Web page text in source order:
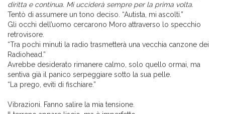
diritta e continua. Mi ucciderà sempre per la prima volta.
Tentò di assumere un tono deciso. “Autista, mi ascolti.”
Gli occhi dell’uomo cercarono Moro attraverso lo specchio
retrovisore.
“Tra pochi minuti la radio trasmetterà una vecchia canzone dei
Radiohead.”
Avrebbe desiderato rimanere calmo, solo quello ormai, ma
sentiva già il panico serpeggiare sotto la sua pelle.
“La prego, eviti di fischiare.”
Vibrazioni. Fanno salire la mia tensione.